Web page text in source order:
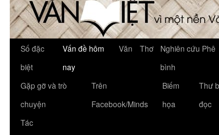
Số đặc
biệt
Vấn đề hôm
nay
Văn Thơ
Nghiên cứu Phê
bình
Gặp gỡ và trò
chuyện
Trên
Facebook/Minds
Biếm
họa
Thư
đọc
Tác